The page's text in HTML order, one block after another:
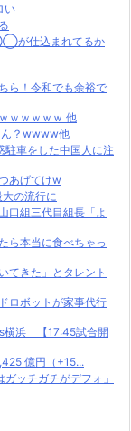
い
が仕込まれてるか
ら！令和でも余裕で
ｗｗｗｗｗ 他
ん？wwww他
駐車をした中国人に注
あげてけw
の流行に
口組三代目組長「よ
ら本当に食べちゃっ
てきた」とタレント
ロボットが家事代行
横浜 【17:45試合開
億円（+15...
ッチガチがデフォ」